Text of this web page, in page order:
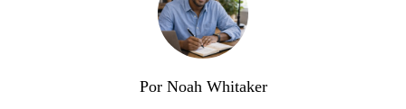
Por Noah Whitaker